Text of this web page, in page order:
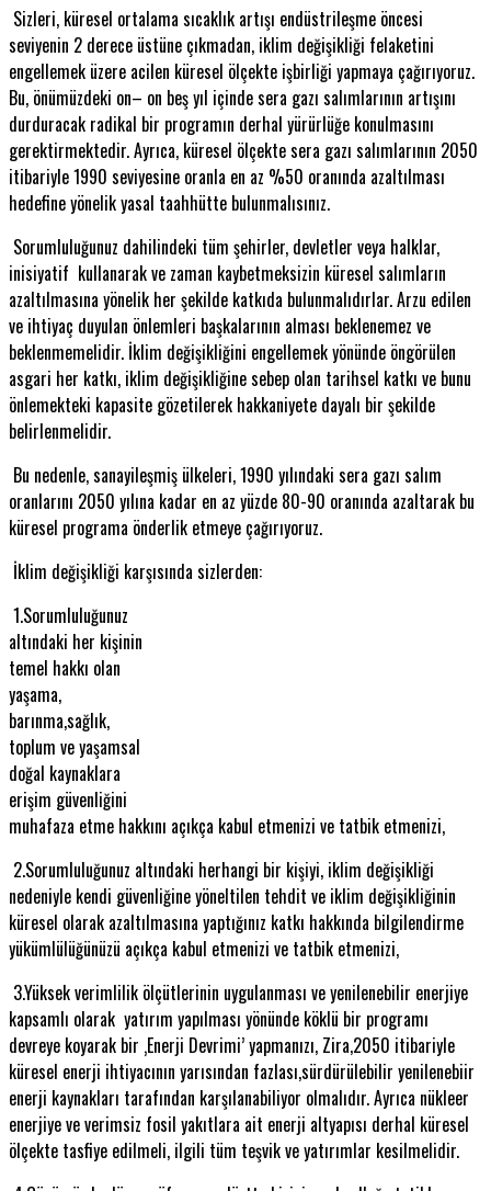
Sizleri, küresel ortalama sıcaklık artışı endüstrileşme öncesi
seviyenin 2 derece üstüne çıkmadan, iklim değişikliği felaketini
engellemek üzere acilen küresel ölçekte işbirliği yapmaya çağırıyoruz.
Bu, önümüzdeki on– on beş yıl içinde sera gazı salımlarının artışını
durduracak radikal bir programın derhal yürürlüğe konulmasını
gerektirmektedir. Ayrıca, küresel ölçekte sera gazı salımlarının 2050
itibariyle 1990 seviyesine oranla en az %50 oranında azaltılması
hedefine yönelik yasal taahhütte bulunmalısınız.
Sorumluluğunuz dahilindeki tüm şehirler, devletler veya halklar,
inisiyatif kullanarak ve zaman kaybetmeksizin küresel salımların
azaltılmasına yönelik her şekilde katkıda bulunmalıdırlar. Arzu edilen
ve ihtiyaç duyulan önlemleri başkalarının alması beklenemez ve
beklenmemelidir. İklim değişikliğini engellemek yönünde öngörülen
asgari her katkı, iklim değişikliğine sebep olan tarihsel katkı ve bunu
önlemekteki kapasite gözetilerek hakkaniyete dayalı bir şekilde
belirlenmelidir.
Bu nedenle, sanayileşmiş ülkeleri, 1990 yılındaki sera gazı salım
oranlarını 2050 yılına kadar en az yüzde 80-90 oranında azaltarak bu
küresel programa önderlik etmeye çağırıyoruz.
İklim değişikliği karşısında sizlerden:
1.Sorumluluğunuz
altındaki her kişinin
temel hakkı olan
yaşama,
barınma,sağlık,
toplum ve yaşamsal
doğal kaynaklara
erişim güvenliğini
muhafaza etme hakkını açıkça kabul etmenizi ve tatbik etmenizi,
2.Sorumluluğunuz altındaki herhangi bir kişiyi, iklim değişikliği
nedeniyle kendi güvenliğine yöneltilen tehdit ve iklim değişikliğinin
küresel olarak azaltılmasına yaptığınız katkı hakkında bilgilendirme
yükümlülüğünüzü açıkça kabul etmenizi ve tatbik etmenizi,
3.Yüksek verimlilik ölçütlerinin uygulanması ve yenilenebilir enerjiye
kapsamlı olarak yatırım yapılması yönünde köklü bir programı
devreye koyarak bir ‚Enerji Devrimi’ yapmanızı, Zira,2050 itibariyle
küresel enerji ihtiyacının yarısından fazlası,sürdürülebilir yenilenebiir
enerji kaynakları tarafından karşılanabiliyor olmalıdır. Ayrıca nükleer
enerjiye ve verimsiz fosil yakıtlara ait enerji altyapısı derhal küresel
ölçekte tasfiye edilmeli, ilgili tüm teşvik ve yatırımlar kesilmelidir.